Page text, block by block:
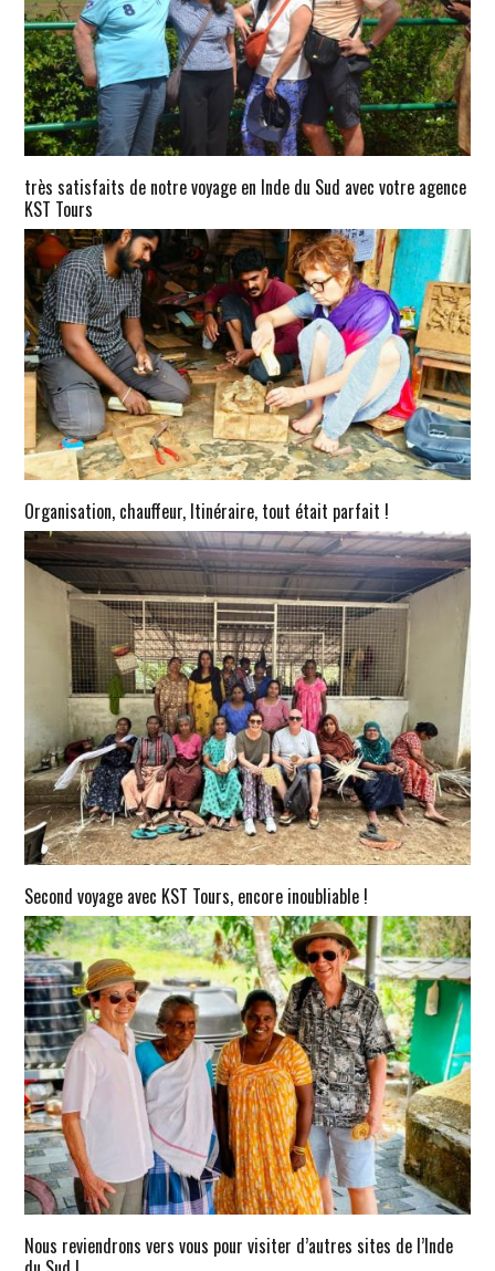
très satisfaits de notre voyage en Inde du Sud avec votre agence
KST Tours
Organisation, chauffeur, Itinéraire, tout était parfait !
Second voyage avec KST Tours, encore inoubliable !
Nous reviendrons vers vous pour visiter d’autres sites de l’Inde